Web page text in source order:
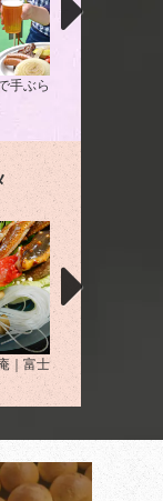
手ぶら
｜富士
｜カフェ